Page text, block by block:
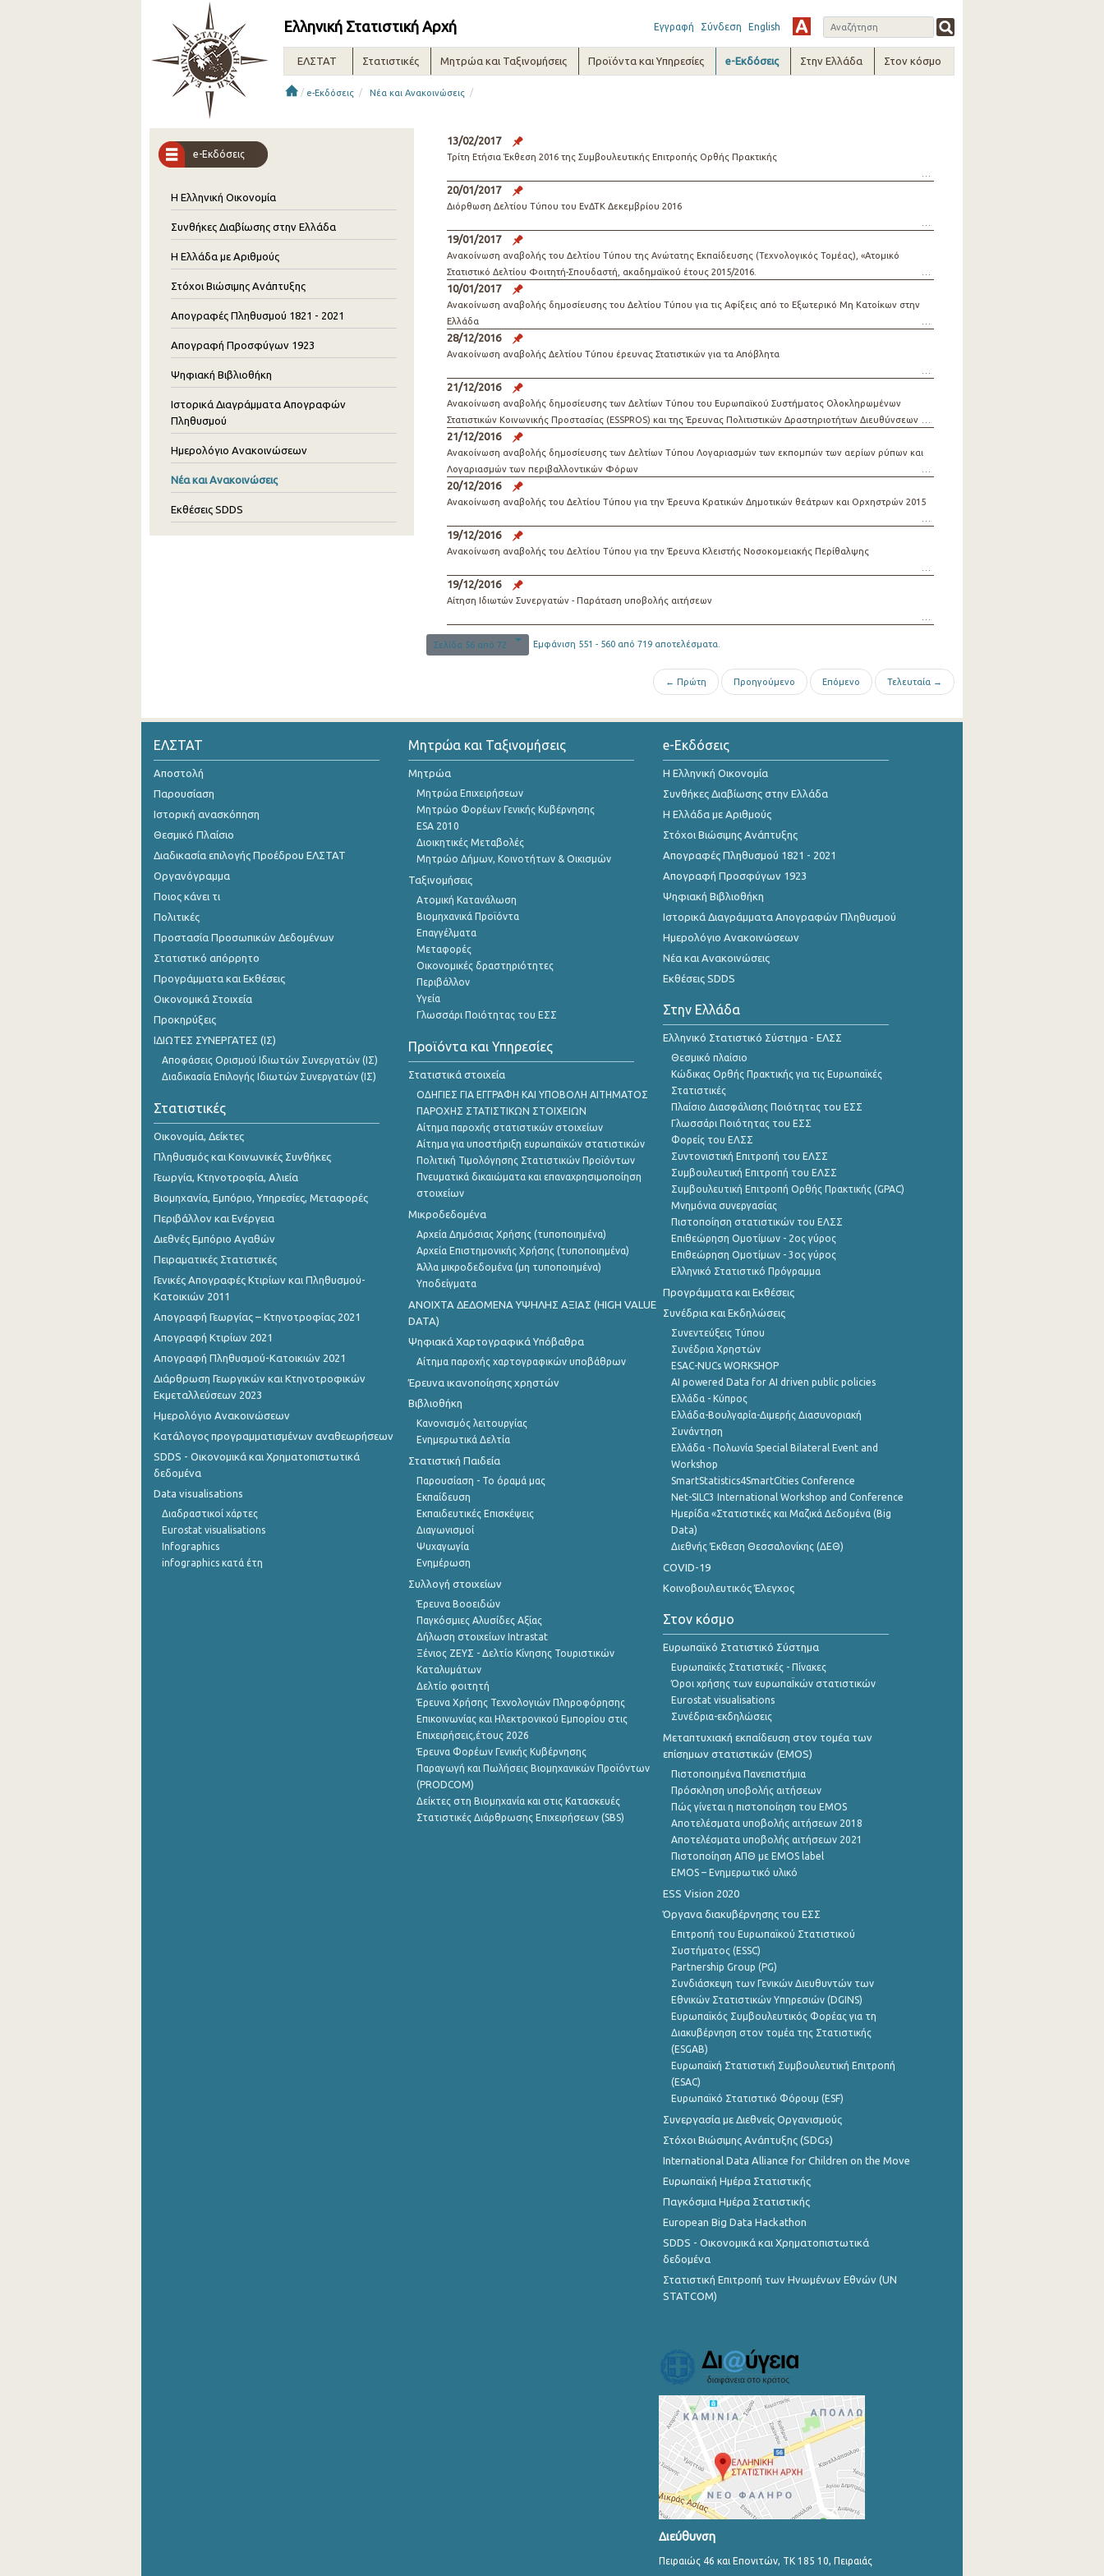
Ελληνική Στατιστική Αρχή Εγγραφή Σύνδεση English
ΕΛΣΤΑΤ Στατιστικές Μητρώα και Ταξινομήσεις Προϊόντα και Υπηρεσίες e-Εκδόσεις Στην Ελλάδα Στον κόσμο
/ e-Εκδόσεις / Νέα και Ανακοινώσεις /
e-Εκδόσεις
Η Ελληνική Οικονομία
Συνθήκες Διαβίωσης στην Ελλάδα
Η Ελλάδα με Αριθμούς
Στόχοι Βιώσιμης Ανάπτυξης
Απογραφές Πληθυσμού 1821 - 2021
Απογραφή Προσφύγων 1923
Ψηφιακή Βιβλιοθήκη
Ιστορικά Διαγράμματα Απογραφών
Πληθυσμού
Ημερολόγιο Ανακοινώσεων
Νέα και Ανακοινώσεις
Εκθέσεις SDDS
13/02/2017
Τρίτη Ετήσια Έκθεση 2016 της Συμβουλευτικής Επιτροπής Ορθής Πρακτικής
20/01/2017
Διόρθωση Δελτίου Τύπου του ΕνΔΤΚ Δεκεμβρίου 2016
19/01/2017
Ανακοίνωση αναβολής του Δελτίου Τύπου της Ανώτατης Εκπαίδευσης (Τεχνολογικός Τομέας), «Ατομικό
Στατιστικό Δελτίου Φοιτητή-Σπουδαστή, ακαδημαϊκού έτους 2015/2016.
10/01/2017
Ανακοίνωση αναβολής δημοσίευσης του Δελτίου Τύπου για τις Αφίξεις από το Εξωτερικό Μη Κατοίκων στην
Ελλάδα
28/12/2016
Ανακοίνωση αναβολής Δελτίου Τύπου έρευνας Στατιστικών για τα Απόβλητα
21/12/2016
Ανακοίνωση αναβολής δημοσίευσης των Δελτίων Τύπου του Ευρωπαϊκού Συστήματος Ολοκληρωμένων
Στατιστικών Κοινωνικής Προστασίας (ESSPROS) και της Έρευνας Πολιτιστικών Δραστηριοτήτων Διευθύνσεων
του Υπουργείου Πολιτισμού και Αθλητισμού
21/12/2016
Ανακοίνωση αναβολής δημοσίευσης των Δελτίων Τύπου Λογαριασμών των εκπομπών των αερίων ρύπων και
Λογαριασμών των περιβαλλοντικών Φόρων
20/12/2016
Ανακοίνωση αναβολής του Δελτίου Τύπου για την Έρευνα Κρατικών Δημοτικών θεάτρων και Ορχηστρών 2015
19/12/2016
Ανακοίνωση αναβολής του Δελτίου Τύπου για την Έρευνα Κλειστής Νοσοκομειακής Περίθαλψης
19/12/2016
Αίτηση Ιδιωτών Συνεργατών - Παράταση υποβολής αιτήσεων
Σελίδα 56 από 72 Εμφάνιση 551 - 560 από 719 αποτελέσματα.
← Πρώτη Προηγούμενο Επόμενο Τελευταία →
ΕΛΣΤΑΤ
Αποστολή
Παρουσίαση
Ιστορική ανασκόπηση
Θεσμικό Πλαίσιο
Διαδικασία επιλογής Προέδρου ΕΛΣΤΑΤ
Οργανόγραμμα
Ποιος κάνει τι
Πολιτικές
Προστασία Προσωπικών Δεδομένων
Στατιστικό απόρρητο
Προγράμματα και Εκθέσεις
Οικονομικά Στοιχεία
Προκηρύξεις
ΙΔΙΩΤΕΣ ΣΥΝΕΡΓΑΤΕΣ (ΙΣ)
Αποφάσεις Ορισμού Ιδιωτών Συνεργατών (ΙΣ)
Διαδικασία Επιλογής Ιδιωτών Συνεργατών (ΙΣ)
Στατιστικές
Οικονομία, Δείκτες
Πληθυσμός και Κοινωνικές Συνθήκες
Γεωργία, Κτηνοτροφία, Αλιεία
Βιομηχανία, Εμπόριο, Υπηρεσίες, Μεταφορές
Περιβάλλον και Ενέργεια
Διεθνές Εμπόριο Αγαθών
Πειραματικές Στατιστικές
Γενικές Απογραφές Κτιρίων και Πληθυσμού-
Κατοικιών 2011
Απογραφή Γεωργίας – Κτηνοτροφίας 2021
Απογραφή Κτιρίων 2021
Απογραφή Πληθυσμού-Κατοικιών 2021
Διάρθρωση Γεωργικών και Κτηνοτροφικών
Εκμεταλλεύσεων 2023
Ημερολόγιο Ανακοινώσεων
Κατάλογος προγραμματισμένων αναθεωρήσεων
SDDS - Οικονομικά και Χρηματοπιστωτικά
δεδομένα
Data visualisations
Διαδραστικοί χάρτες
Eurostat visualisations
Infographics
infographics κατά έτη
Μητρώα και Ταξινομήσεις
Μητρώα
Μητρώα Επιχειρήσεων
Μητρώο Φορέων Γενικής Κυβέρνησης
ESA 2010
Διοικητικές Μεταβολές
Μητρώο Δήμων, Κοινοτήτων & Οικισμών
Ταξινομήσεις
Ατομική Κατανάλωση
Βιομηχανικά Προϊόντα
Επαγγέλματα
Μεταφορές
Οικονομικές δραστηριότητες
Περιβάλλον
Υγεία
Γλωσσάρι Ποιότητας του ΕΣΣ
Προϊόντα και Υπηρεσίες
Στατιστικά στοιχεία
ΟΔΗΓΙΕΣ ΓΙΑ ΕΓΓΡΑΦΗ ΚΑΙ ΥΠΟΒΟΛΗ ΑΙΤΗΜΑΤΟΣ
ΠΑΡΟΧΗΣ ΣΤΑΤΙΣΤΙΚΩΝ ΣΤΟΙΧΕΙΩΝ
Αίτημα παροχής στατιστικών στοιχείων
Αίτημα για υποστήριξη ευρωπαϊκών στατιστικών
Πολιτική Τιμολόγησης Στατιστικών Προϊόντων
Πνευματικά δικαιώματα και επαναχρησιμοποίηση
στοιχείων
Μικροδεδομένα
Αρχεία Δημόσιας Χρήσης (τυποποιημένα)
Αρχεία Επιστημονικής Χρήσης (τυποποιημένα)
Άλλα μικροδεδομένα (μη τυποποιημένα)
Υποδείγματα
ANOIXTA ΔΕΔΟΜΕΝΑ ΥΨΗΛΗΣ ΑΞΙΑΣ (HIGH VALUE
DATA)
Ψηφιακά Χαρτογραφικά Υπόβαθρα
Αίτημα παροχής χαρτογραφικών υποβάθρων
Έρευνα ικανοποίησης χρηστών
Βιβλιοθήκη
Κανονισμός λειτουργίας
Ενημερωτικά Δελτία
Στατιστική Παιδεία
Παρουσίαση - Το όραμά μας
Εκπαίδευση
Εκπαιδευτικές Επισκέψεις
Διαγωνισμοί
Ψυχαγωγία
Ενημέρωση
Συλλογή στοιχείων
Έρευνα Βοοειδών
Παγκόσμιες Αλυσίδες Αξίας
Δήλωση στοιχείων Intrastat
Ξένιος ΖΕΥΣ - Δελτίο Κίνησης Τουριστικών
Καταλυμάτων
Δελτίο φοιτητή
Έρευνα Χρήσης Τεχνολογιών Πληροφόρησης
Επικοινωνίας και Ηλεκτρονικού Εμπορίου στις
Επιχειρήσεις,έτους 2026
Έρευνα Φορέων Γενικής Κυβέρνησης
Παραγωγή και Πωλήσεις Βιομηχανικών Προϊόντων
(PRODCOM)
Δείκτες στη Βιομηχανία και στις Κατασκευές
Στατιστικές Διάρθρωσης Επιχειρήσεων (SBS)
e-Εκδόσεις
Η Ελληνική Οικονομία
Συνθήκες Διαβίωσης στην Ελλάδα
Η Ελλάδα με Αριθμούς
Στόχοι Βιώσιμης Ανάπτυξης
Απογραφές Πληθυσμού 1821 - 2021
Απογραφή Προσφύγων 1923
Ψηφιακή Βιβλιοθήκη
Ιστορικά Διαγράμματα Απογραφών Πληθυσμού
Ημερολόγιο Ανακοινώσεων
Νέα και Ανακοινώσεις
Εκθέσεις SDDS
Στην Ελλάδα
Ελληνικό Στατιστικό Σύστημα - ΕΛΣΣ
Θεσμικό πλαίσιο
Κώδικας Ορθής Πρακτικής για τις Ευρωπαϊκές
Στατιστικές
Πλαίσιο Διασφάλισης Ποιότητας του ΕΣΣ
Γλωσσάρι Ποιότητας του ΕΣΣ
Φορείς του ΕΛΣΣ
Συντονιστική Επιτροπή του ΕΛΣΣ
Συμβουλευτική Επιτροπή του ΕΛΣΣ
Συμβουλευτική Επιτροπή Ορθής Πρακτικής (GPAC)
Μνημόνια συνεργασίας
Πιστοποίηση στατιστικών του ΕΛΣΣ
Επιθεώρηση Ομοτίμων - 2ος γύρος
Επιθεώρηση Ομοτίμων - 3ος γύρος
Ελληνικό Στατιστικό Πρόγραμμα
Προγράμματα και Εκθέσεις
Συνέδρια και Εκδηλώσεις
Συνεντεύξεις Τύπου
Συνέδρια Χρηστών
ESAC-NUCs WORKSHOP
AI powered Data for AI driven public policies
Ελλάδα - Κύπρος
Ελλάδα-Βουλγαρία-Διμερής Διασυνοριακή
Συνάντηση
Ελλάδα - Πολωνία Special Bilateral Event and
Workshop
SmartStatistics4SmartCities Conference
Net-SILC3 International Workshop and Conference
Ημερίδα «Στατιστικές και Μαζικά Δεδομένα (Big
Data)
Διεθνής Έκθεση Θεσσαλονίκης (ΔΕΘ)
COVID-19
Κοινοβουλευτικός Έλεγχος
Στον κόσμο
Ευρωπαϊκό Στατιστικό Σύστημα
Ευρωπαϊκές Στατιστικές - Πίνακες
Όροι χρήσης των ευρωπαΪκών στατιστικών
Eurostat visualisations
Συνέδρια-εκδηλώσεις
Μεταπτυχιακή εκπαίδευση στον τομέα των
επίσημων στατιστικών (EMOS)
Πιστοποιημένα Πανεπιστήμια
Πρόσκληση υποβολής αιτήσεων
Πώς γίνεται η πιστοποίηση του EMOS
Αποτελέσματα υποβολής αιτήσεων 2018
Αποτελέσματα υποβολής αιτήσεων 2021
Πιστοποίηση ΑΠΘ με EMOS label
EMOS – Ενημερωτικό υλικό
ESS Vision 2020
Όργανα διακυβέρνησης του ΕΣΣ
Επιτροπή του Ευρωπαϊκού Στατιστικού
Συστήματος (ESSC)
Partnership Group (PG)
Συνδιάσκεψη των Γενικών Διευθυντών των
Εθνικών Στατιστικών Υπηρεσιών (DGINS)
Ευρωπαϊκός Συμβουλευτικός Φορέας για τη
Διακυβέρνηση στον τομέα της Στατιστικής
(ESGAB)
Ευρωπαϊκή Στατιστική Συμβουλευτική Επιτροπή
(ESAC)
Ευρωπαϊκό Στατιστικό Φόρουμ (ESF)
Συνεργασία με Διεθνείς Οργανισμούς
Στόχοι Βιώσιμης Ανάπτυξης (SDGs)
International Data Alliance for Children on the Move
Ευρωπαϊκή Ημέρα Στατιστικής
Παγκόσμια Ημέρα Στατιστικής
European Big Data Hackathon
SDDS - Οικονομικά και Χρηματοπιστωτικά
δεδομένα
Στατιστική Επιτροπή των Ηνωμένων Εθνών (UN
STATCOM)
Διεύθυνση
Πειραιώς 46 και Επονιτών, ΤΚ 185 10, Πειραιάς